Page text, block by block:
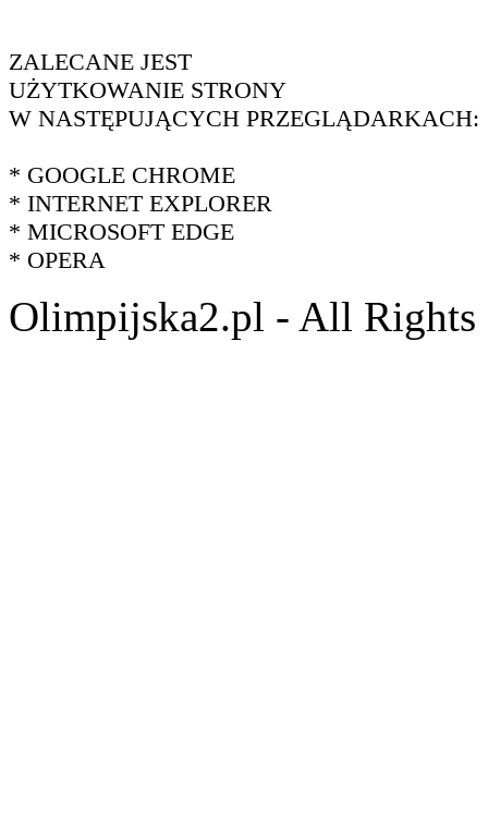
ZALECANE JEST
UŻYTKOWANIE STRONY
W NASTĘPUJĄCYCH PRZEGLĄDARKACH:
* GOOGLE CHROME
* INTERNET EXPLORER
* MICROSOFT EDGE
* OPERA
Olimpijska2.pl - All Rights